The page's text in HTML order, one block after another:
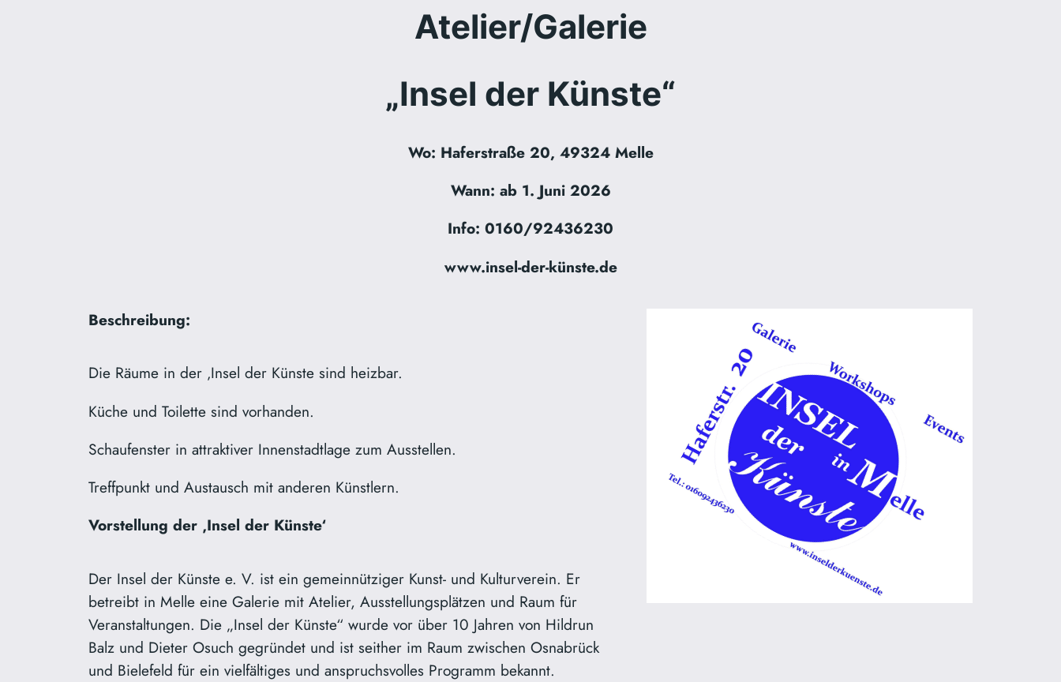
Atelier/Galerie
„Insel der Künste“
Wo: Haferstraße 20, 49324 Melle
Wann: ab 1. Juni 2026
Info: 0160/92436230
www.insel-der-künste.de
Beschreibung:
Die Räume in der ‚Insel der Künste sind heizbar.
Küche und Toilette sind vorhanden.
Schaufenster in attraktiver Innenstadtlage zum Ausstellen.
Treffpunkt und Austausch mit anderen Künstlern.
Vorstellung der ‚Insel der Künste‘
Der Insel der Künste e. V. ist ein gemeinnütziger Kunst- und Kulturverein. Er
betreibt in Melle eine Galerie mit Atelier, Ausstellungsplätzen und Raum für
Veranstaltungen. Die „Insel der Künste“ wurde vor über 10 Jahren von Hildrun
Balz und Dieter Osuch gegründet und ist seither im Raum zwischen Osnabrück
und Bielefeld für ein vielfältiges und anspruchsvolles Programm bekannt.